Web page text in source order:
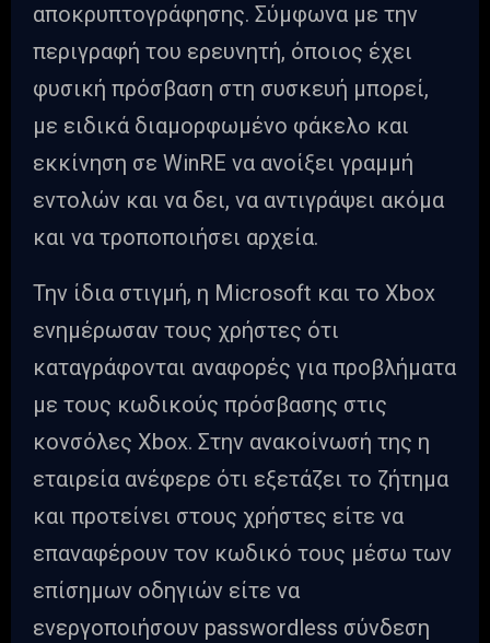
αποκρυπτογράφησης. Σύμφωνα με την
περιγραφή του ερευνητή, όποιος έχει
φυσική πρόσβαση στη συσκευή μπορεί,
με ειδικά διαμορφωμένο φάκελο και
εκκίνηση σε WinRE να ανοίξει γραμμή
εντολών και να δει, να αντιγράψει ακόμα
και να τροποποιήσει αρχεία.
Την ίδια στιγμή, η Microsoft και το Xbox
ενημέρωσαν τους χρήστες ότι
καταγράφονται αναφορές για προβλήματα
με τους κωδικούς πρόσβασης στις
κονσόλες Xbox. Στην ανακοίνωσή της η
εταιρεία ανέφερε ότι εξετάζει το ζήτημα
και προτείνει στους χρήστες είτε να
επαναφέρουν τον κωδικό τους μέσω των
επίσημων οδηγιών είτε να
ενεργοποιήσουν passwordless σύνδεση